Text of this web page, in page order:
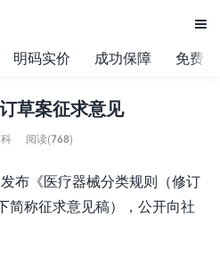

明码实价 成功保障 免费
草案征求意见
阅读(768)
布《医疗器械分类规则（修订
简称征求意见稿），公开向社